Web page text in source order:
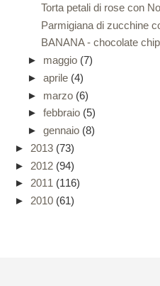
Torta petali di rose con
Parmigiana di zucchine
BANANA - chocolate
► maggio (7)
► aprile (4)
► marzo (6)
► febbraio (5)
► gennaio (8)
► 2013 (73)
► 2012 (94)
► 2011 (116)
► 2010 (61)